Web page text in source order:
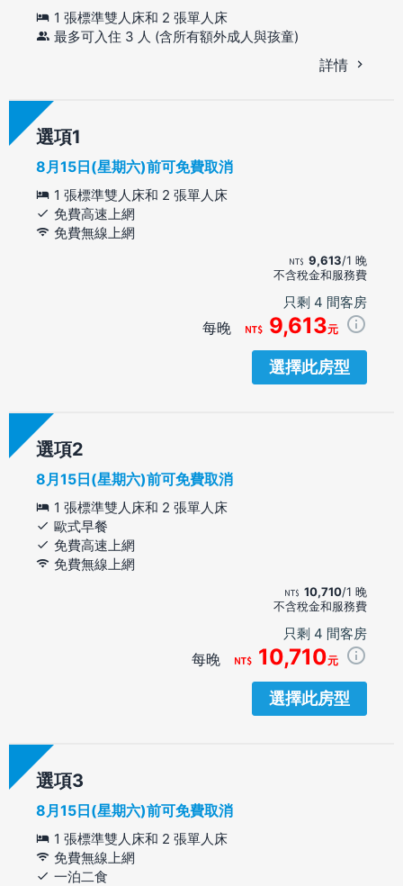
1 張標準雙人床和 2 張單人床
最多可入住 3 人 (含所有額外成人與孩童)
詳情
選項
8月15日(星期六)前可免費取消
1 張標準雙人床和 2 張單人床
免費高速上網
免費無線上網
9,613/1 晚
不含稅金和服務費
只剩 4 間客房
每晚 9,613元
選擇此房型
選項
8月15日(星期六)前可免費取消
1 張標準雙人床和 2 張單人床
歐式早餐
免費高速上網
免費無線上網
10,710/1 晚
不含稅金和服務費
只剩 4 間客房
每晚 10,710元
選擇此房型
選項
8月15日(星期六)前可免費取消
1 張標準雙人床和 2 張單人床
免費無線上網
一泊二食